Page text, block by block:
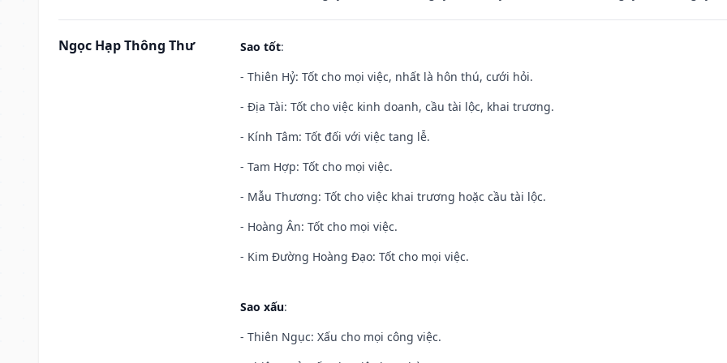
Ngọc Hạp Thông Thư Sao tốt:
- Thiên Hỷ: Tốt cho mọi việc, nhất là hôn thú, cưới hỏi.
- Địa Tài: Tốt cho việc kinh doanh, cầu tài lộc, khai trương.
- Kính Tâm: Tốt đối với việc tang lễ.
- Tam Hợp: Tốt cho mọi việc.
- Mẫu Thương: Tốt cho việc khai trương hoặc cầu tài lộc.
- Hoàng Ân: Tốt cho mọi việc.
- Kim Đường Hoàng Đạo: Tốt cho mọi việc.
Sao xấu:
- Thiên Ngục: Xấu cho mọi công việc.